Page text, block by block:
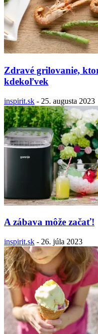
Zdravé grilovanie,
kdekoľvek
inspirit.sk - 25. augusta 2023
A zábava môže začať!
inspirit.sk - 26. júla 2023